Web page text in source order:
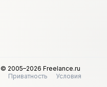
© 2005–2026 Freelance.ru
Приватность
Условия